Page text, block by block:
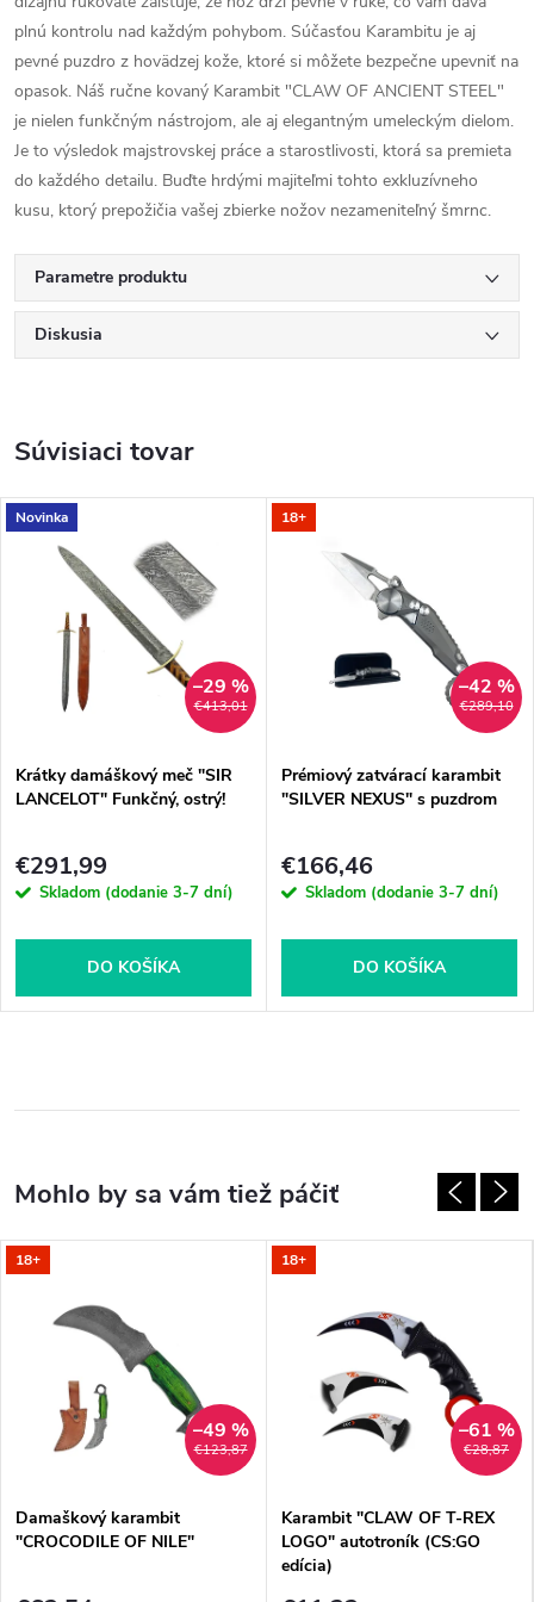
plnú kontrolu nad každým pohybom. Súčasťou Karambitu je aj
pevné puzdro z hovädzej kože, ktoré si môžete bezpečne upevniť na
opasok. Náš ručne kovaný Karambit "CLAW OF ANCIENT STEEL"
je nielen funkčným nástrojom, ale aj elegantným umeleckým dielom.
Je to výsledok majstrovskej práce a starostlivosti, ktorá sa premieta
do každého detailu. Buďte hrdými majiteľmi tohto exkluzívneho
kusu, ktorý prepožičia vašej zbierke nožov nezameniteľný šmrnc.
Parametre produktu
Diskusia
Súvisiaci tovar
Novinka
€413,01
–29 %
Krátky damáškový meč "SIR
LANCELOT" Funkčný, ostrý!
€291,99
Skladom (dodanie 3-7 dní)
DO KOŠÍKA
18+
€289,10
–42 %
Prémiový zatvárací karambit
"SILVER NEXUS" s puzdrom
€166,46
Skladom (dodanie 3-7 dní)
DO KOŠÍKA
18+
€123,87
–49 %
Damaškový karambit
"CROCODILE OF NILE"
18+
€28,87
–61 %
Karambit "CLAW OF T-REX
LOGO" autotroník (CS:GO
edícia)